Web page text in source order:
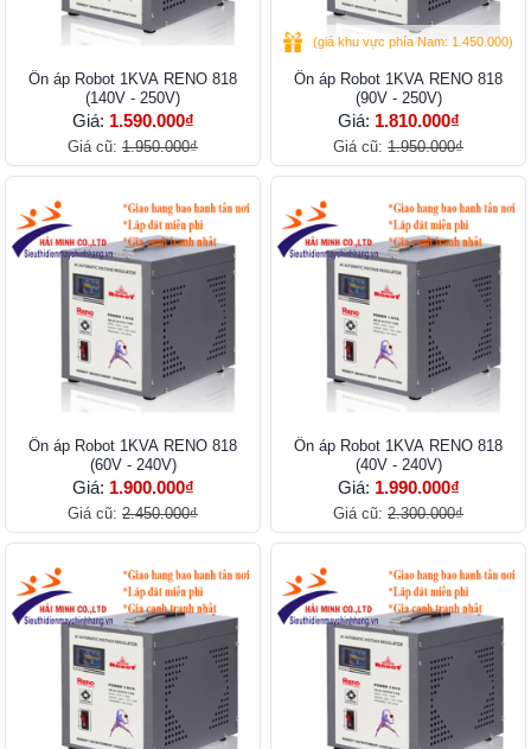
Ổn áp Robot 1KVA RENO 818
(140V - 250V)
Giá: 1.590.000₫
Giá cũ: 1.950.000₫
(giá khu vực phía Nam: 1.450.000)
Ổn áp Robot 1KVA RENO 818
(90V - 250V)
Giá: 1.810.000₫
Giá cũ: 1.950.000₫
Ổn áp Robot 1KVA RENO 818
(60V - 240V)
Giá: 1.900.000₫
Giá cũ: 2.450.000₫
Ổn áp Robot 1KVA RENO 818
(40V - 240V)
Giá: 1.990.000₫
Giá cũ: 2.300.000₫